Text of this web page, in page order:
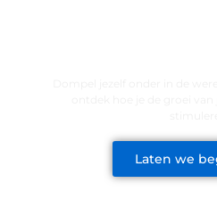
Laten we